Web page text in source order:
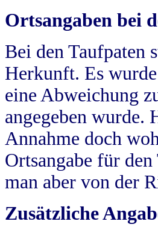
Ortsangaben bei
Bei den Taufpaten
Herkunft. Es
eine Abweichung
angegeben wurde.
Annahme doch
Ortsangabe für
man aber von der
Zusätzliche